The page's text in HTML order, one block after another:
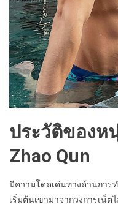
ประวัติของห
Zhao Qun
มีความโดดเด่นทางด้านการ
เริ่มต้นเขามาจากวงการเน็